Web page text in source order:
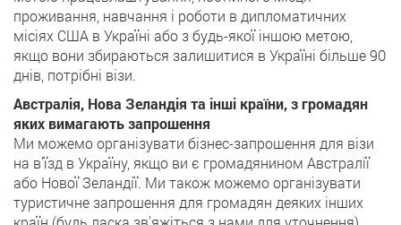
проживання, навчання і роботи в дипломатичних
місіях США в Україні або з будь-якої іншою метою,
якщо вони збираються залишитися в Україні більше 90
днів, потрібні візи.
Австралія, Нова Зеландія та інші країни, з громадян
яких вимагають запрошення
Ми можемо організувати бізнес-запрошення для візи
на в'їзд в Україну, якщо ви є громадянином Австралії
або Нової Зеландії. Ми також можемо організувати
туристичне запрошення для громадян деяких інших